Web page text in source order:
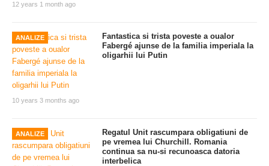
12 years 1 month ago
ANALIZE
10 years 3 months ago
Fantastica si trista poveste a oualor
Fabergé ajunse de la familia imperiala la
oligarhii lui Putin
ANALIZE
Regatul Unit rascumpara obligatiuni de
pe vremea lui Churchill. Romania
continua sa nu-si recunoasca datoria
interbelica